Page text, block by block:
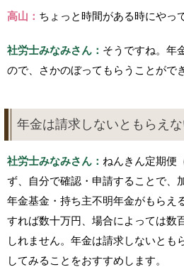
高山： ちょっと時間がある時にやっ
社労士みなみさん： そうですね。年
ので、さかのぼってもらうことがで
年金は請求しないともらえ
社労士みなみさん： ねんきん定期便
ず、自分で確認・申請することで、
年金基金・持ち主不明年金がもらえ
すれば数十万円、場合によっては数
しれません。年金は請求しないとも
してみることをおすすめします。